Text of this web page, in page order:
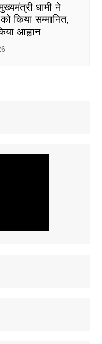
धामी ने
किया सम्मानित,
आह्वान